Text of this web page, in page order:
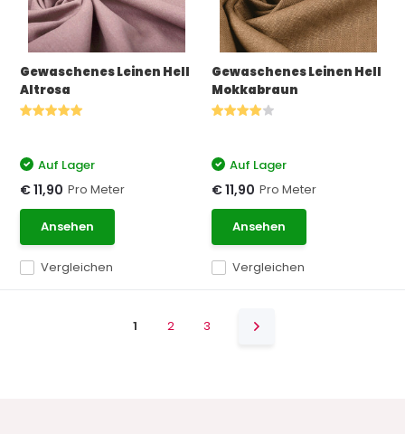
Gewaschenes Leinen Hell
Altrosa
Vergleichen
Auf Lager
€ 11,90 Pro Meter
Ansehen
Gewaschenes Leinen Hell
Mokkabraun
Vergleichen
Auf Lager
€ 11,90 Pro Meter
Ansehen
1 2 3